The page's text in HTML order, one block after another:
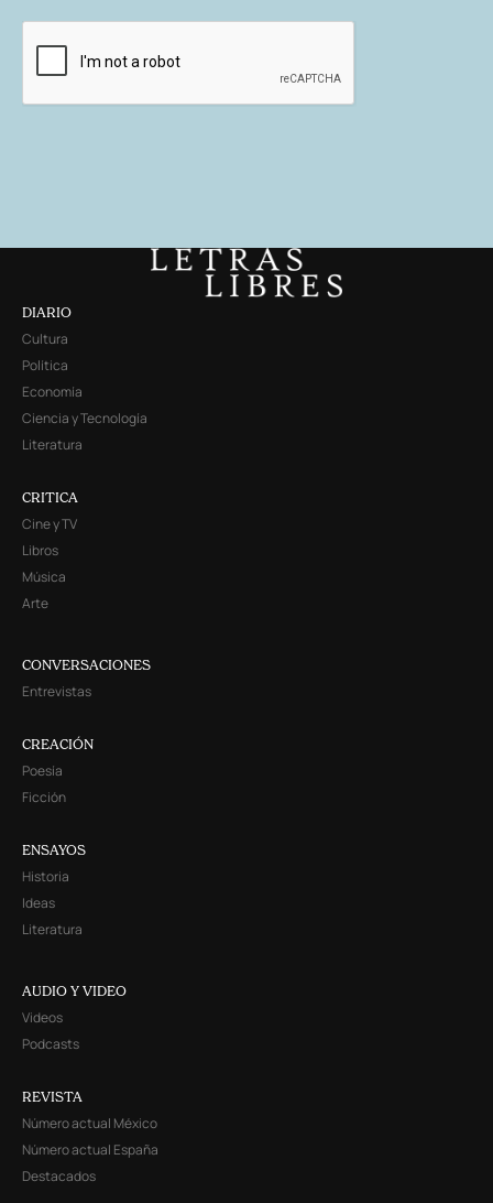
DIARIO
Cultura
Política
Economía
Ciencia y Tecnología
Literatura
CRITICA
Cine y TV
Libros
Música
Arte
CONVERSACIONES
Entrevistas
CREACIÓN
Poesía
Ficción
ENSAYOS
Historia
Ideas
Literatura
AUDIO Y VIDEO
Videos
Podcasts
REVISTA
Número actual México
Número actual España
Destacados